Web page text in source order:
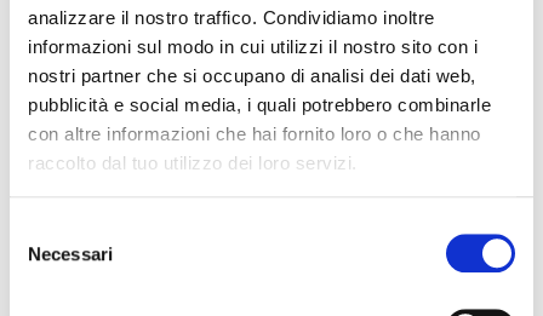
analizzare il nostro traffico. Condividiamo inoltre
informazioni sul modo in cui utilizzi il nostro sito con i
nostri partner che si occupano di analisi dei dati web,
pubblicità e social media, i quali potrebbero combinarle
con altre informazioni che hai fornito loro o che hanno
raccolto dal tuo utilizzo dei loro servizi.
delNecessari
innovativa realtà imprenditoriale nel
settore della Digital Transformation
e generare così interesse ad investire
nel titolo.
cercare nuovi capitali per finanziare i
ma anche per